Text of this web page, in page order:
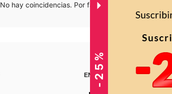
No hay coincidencias. Por favor inténtalo de nuevo.
ENCUÉNTRANOS EN